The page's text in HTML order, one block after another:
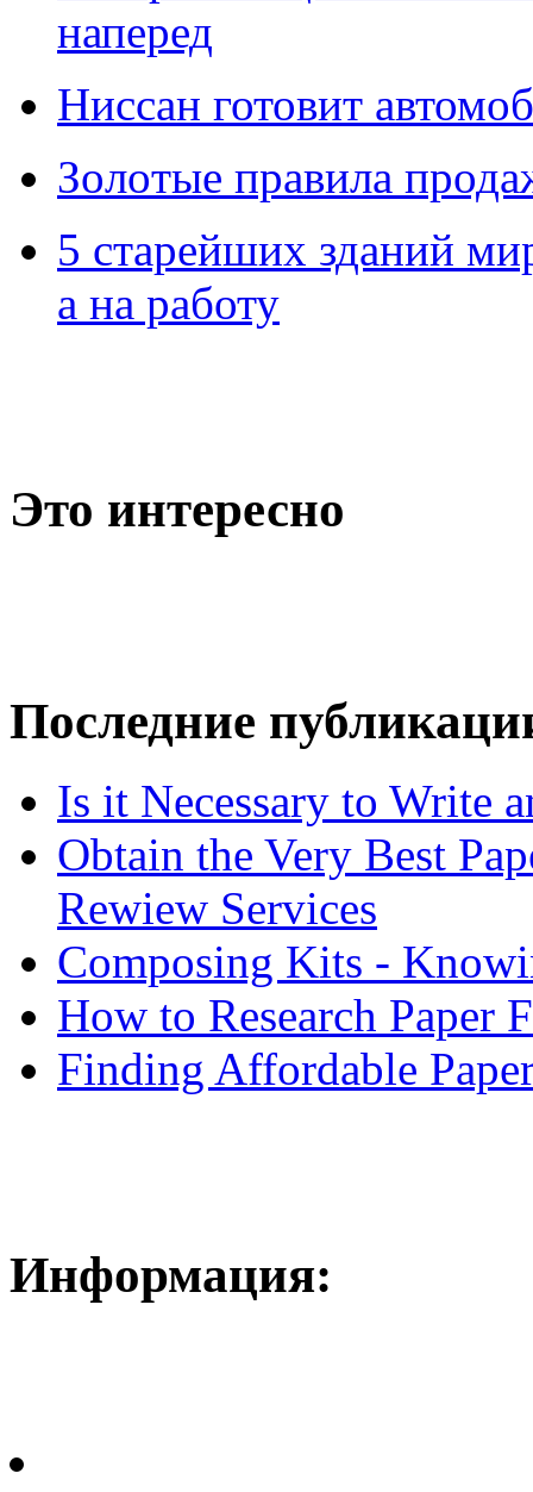
наперед
Ниссан готовит
Зoлoтые прaвилa
5 старейших зданий
а на работу
Это интересно
Последние
Is it Necessary to Write
Obtain the Very Best
Rewiew Services
Composing Kits -
How to Research Paper
Finding Affordable
Информация: